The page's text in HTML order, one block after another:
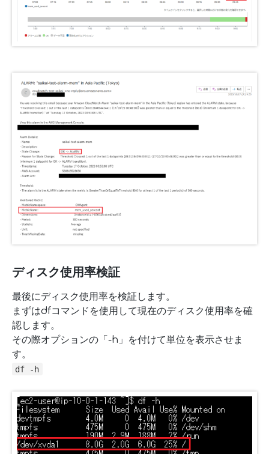
ディスク使用率検証
最後にディスク使用率を検証します。
まずはdfコマンドを使用して現在のディスク使用率を確
認します。
その際オプションの「-h」を付けて単位を表示させま
す。
df -h